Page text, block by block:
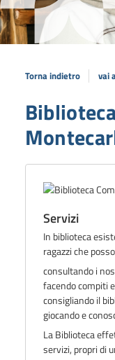
Torna indietro vai
Servizi
In biblioteca
ragazziche
consultando i
facendo compiti
consigliando il
giocando e
La Biblioteca
servizi, propri di